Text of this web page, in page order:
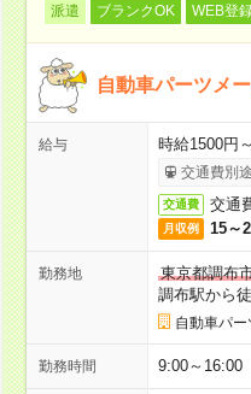
派遣 ブランクOK WEB登
自動車パーツメ
給与 時給1500円
交通費別
交通費 交通
月収例 15～
勤務地
東京都調布
調布駅から
自動車パ
勤務時間 9:00～16:00